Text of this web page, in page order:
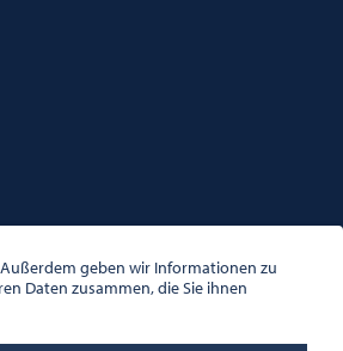
geben wir Informationen zu
Daten zusammen, die Sie ihnen